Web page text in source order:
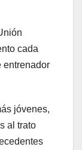
cada
entrenador
jóvenes,
al trato